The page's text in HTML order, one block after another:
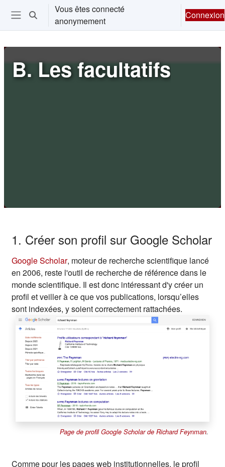
Passer au contenu principal
Ouvrir le menu de navigation
Activer/désactiver la saisie de recherche
Vous êtes connecté
anonymement
Connexion
B. Les facultatifs
1. Créer son profil sur Google Scholar
Google Scholar(s'ouvre dans un nouvel onglet)
, moteur de recherche scientifique lancé
en 2006, reste l'outil de recherche de référence dans le
monde scientifique. Il est donc intéressant d'y créer un
profil et veiller à ce que vos publications, lorsqu’elles
sont indexées, y soient correctement rattachées.
Page de profil Google Scholar de Richard Feynman.
Comme pour les pages web institutionnelles, le profil